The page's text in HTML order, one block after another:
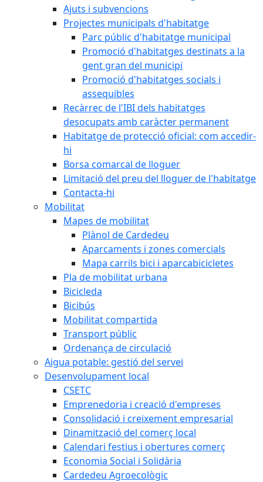
Ajuts i subvencions
Projectes municipals d'habitatge
Parc públic d'habitatge municipal
Promoció d'habitatges destinats a la
gent gran del municipi
Promoció d'habitatges socials i
assequibles
Recàrrec de l'IBI dels habitatges
desocupats amb caràcter permanent
Habitatge de protecció oficial: com accedir-
hi
Borsa comarcal de lloguer
Limitació del preu del lloguer de l'habitatge
Contacta-hi
Mobilitat
Mapes de mobilitat
Plànol de Cardedeu
Aparcaments i zones comercials
Mapa carrils bici i aparcabicicletes
Pla de mobilitat urbana
Bicicleda
Bicibús
Mobilitat compartida
Transport públic
Ordenança de circulació
Aigua potable: gestió del servei
Desenvolupament local
CSETC
Emprenedoria i creació d'empreses
Consolidació i creixement empresarial
Dinamització del comerç local
Calendari festius i obertures comerç
Economia Social i Solidària
Cardedeu Agroecològic